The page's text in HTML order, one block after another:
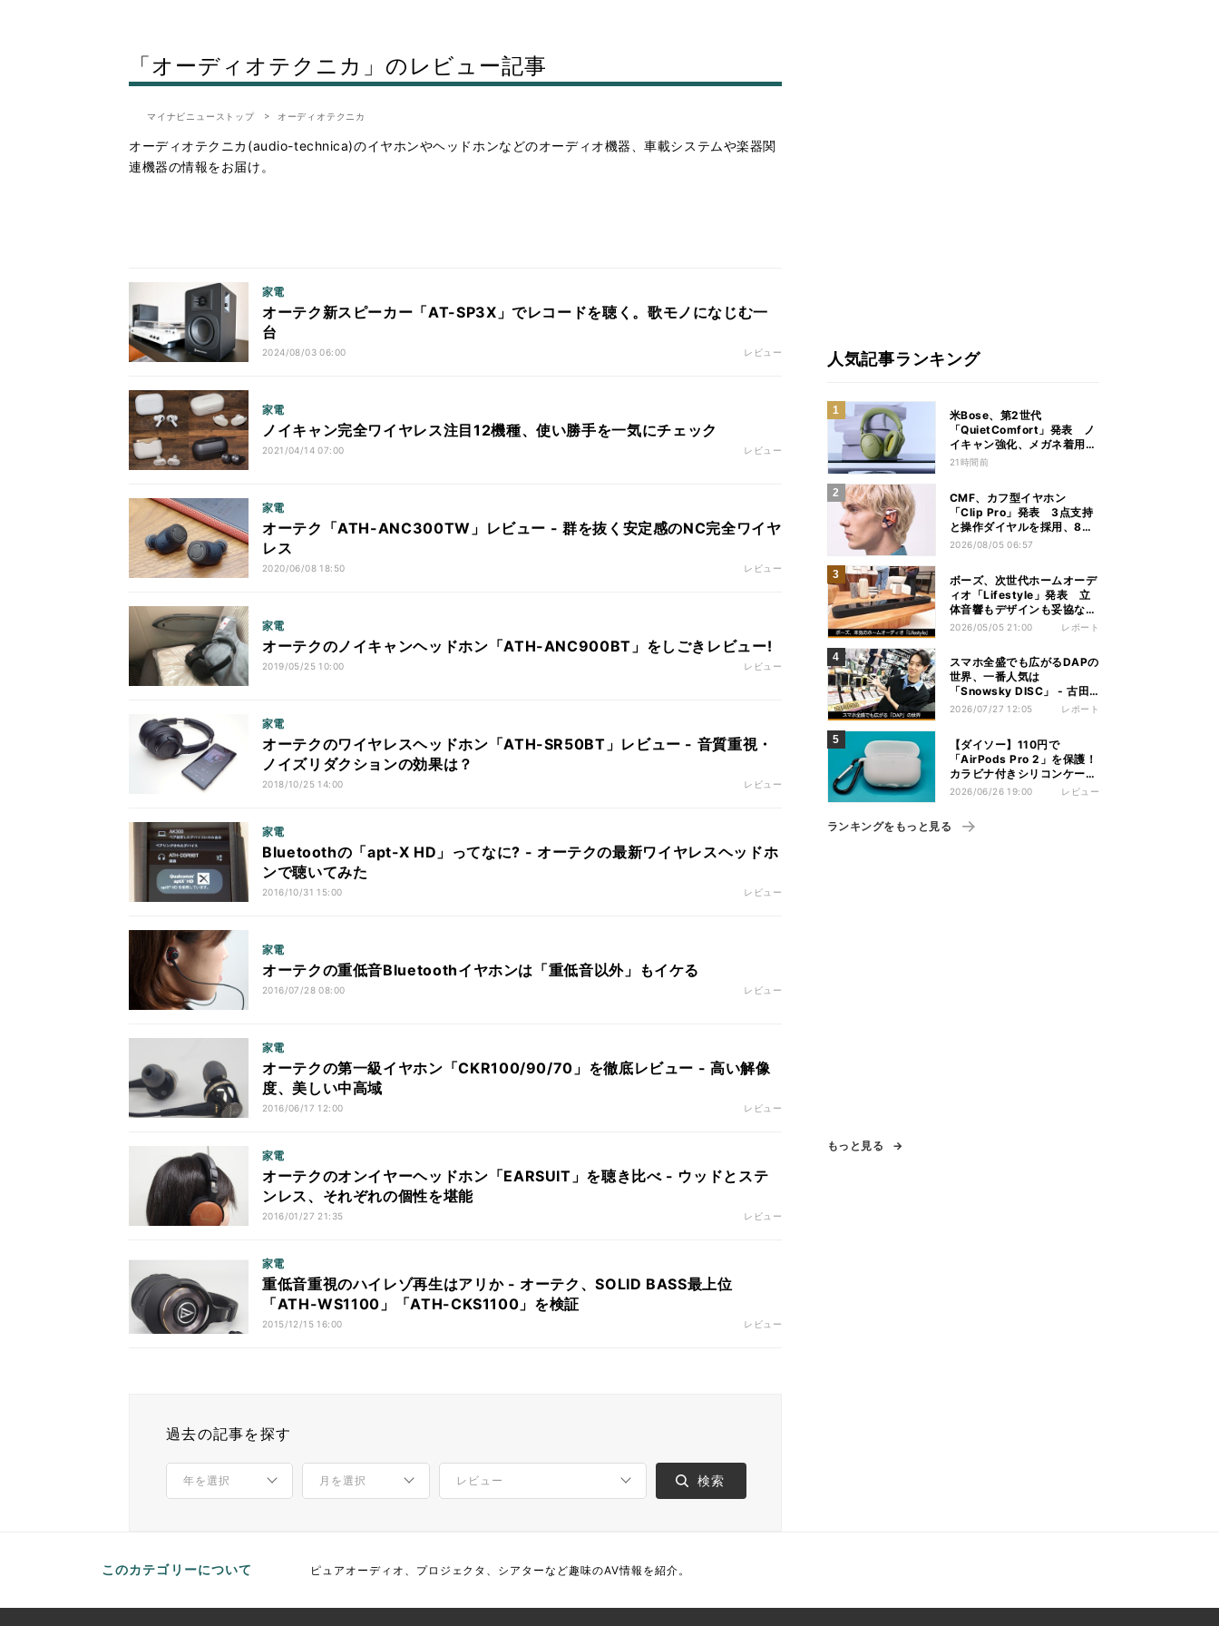
「オーディオテクニカ」のレビュー記事
マイナビニューストップ オーディオテクニカ
オーディオテクニカ(audio-technica)のイヤホンやヘッドホンなどのオーディオ機器、車載システムや楽器関
連機器の情報をお届け。
家電
オーテク新スピーカー「AT-SP3X」でレコードを聴く。歌モノになじむ一
台
2024/08/03 06:00 レビュー
家電
ノイキャン完全ワイヤレス注目12機種、使い勝手を一気にチェック
2021/04/14 07:00 レビュー
家電
オーテク「ATH-ANC300TW」レビュー - 群を抜く安定感のNC完全ワイヤ
レス
2020/06/08 18:50 レビュー
家電
オーテクのノイキャンヘッドホン「ATH-ANC900BT」をしごきレビュー!
2019/05/25 10:00 レビュー
家電
オーテクのワイヤレスヘッドホン「ATH-SR50BT」レビュー - 音質重視・
ノイズリダクションの効果は？
2018/10/25 14:00 レビュー
家電
Bluetoothの「apt-X HD」ってなに? - オーテクの最新ワイヤレスヘッドホ
ンで聴いてみた
2016/10/31 15:00 レビュー
家電
オーテクの重低音Bluetoothイヤホンは「重低音以外」もイケる
2016/07/28 08:00 レビュー
家電
オーテクの第一級イヤホン「CKR100/90/70」を徹底レビュー - 高い解像
度、美しい中高域
2016/06/17 12:00 レビュー
家電
オーテクのオンイヤーヘッドホン「EARSUIT」を聴き比べ - ウッドとステ
ンレス、それぞれの個性を堪能
2016/01/27 21:35 レビュー
家電
重低音重視のハイレゾ再生はアリか - オーテク、SOLID BASS最上位
「ATH-WS1100」「ATH-CKS1100」を検証
2015/12/15 16:00 レビュー
過去の記事を探す
人気記事ランキング
米Bose、第2世代
「QuietComfort」発表 ノ
イキャン強化、メガネ着用時
の低下を抑制
21時間前
CMF、カフ型イヤホン
「Clip Pro」発表 3点支持
と操作ダイヤルを採用、8月
15日発売
2026/08/05 06:57
ボーズ、次世代ホームオーデ
ィオ「Lifestyle」発表 立
体音響もデザインも妥協な
し！
2026/05/05 21:00 レポート
スマホ全盛でも広がるDAPの
世界、一番人気は
「Snowsky DISC」 - 古田
雄介の家電トレンド通信
2026/07/27 12:05 レポート
【ダイソー】110円で
「AirPods Pro 2」を保護！
カラビナ付きシリコンケース
を試してみた
2026/06/26 19:00 レビュー
ランキングをもっと見る
もっと見る
このカテゴリーについて ピュアオーディオ、プロジェクタ、シアターなど趣味のAV情報を紹介。